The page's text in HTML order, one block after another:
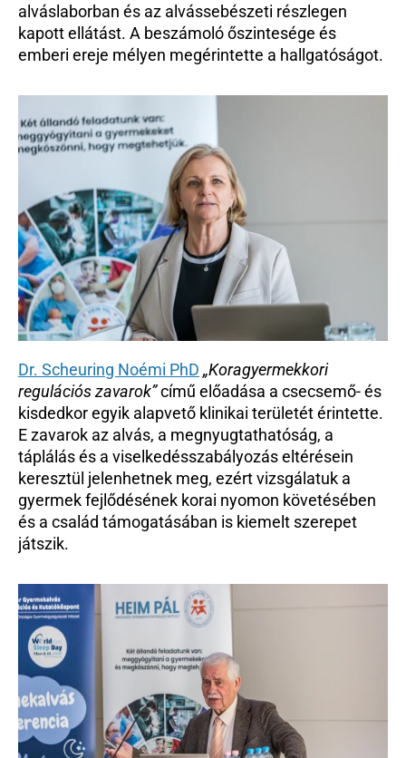
alváslaborban és az alvássebészeti részlegen
kapott ellátást. A beszámoló őszintesége és
emberi ereje mélyen megérintette a hallgatóságot.
Dr. Scheuring Noémi PhD „Koragyermekkori
regulációs zavarok” című előadása a csecsemő- és
kisdedkor egyik alapvető klinikai területét érintette.
E zavarok az alvás, a megnyugtathatóság, a
táplálás és a viselkedésszabályozás eltérésein
keresztül jelenhetnek meg, ezért vizsgálatuk a
gyermek fejlődésének korai nyomon követésében
és a család támogatásában is kiemelt szerepet
játszik.